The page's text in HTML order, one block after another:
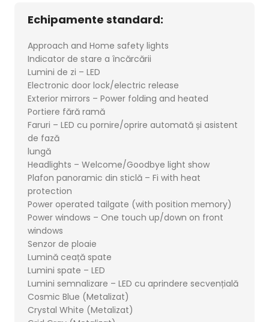
Echipamente standard:
Approach and Home safety lights
Indicator de stare a încărcării
Lumini de zi – LED
Electronic door lock/electric release
Exterior mirrors – Power folding and heated
Portiere fără ramă
Faruri – LED cu pornire/oprire automată și asistent
de fază
lungă
Headlights – Welcome/Goodbye light show
Plafon panoramic din sticlă – Fi with heat
protection
Power operated tailgate (with position memory)
Power windows – One touch up/down on front
windows
Senzor de ploaie
Lumină ceață spate
Lumini spate – LED
Lumini semnalizare – LED cu aprindere secvențială
Cosmic Blue (Metalizat)
Crystal White (Metalizat)